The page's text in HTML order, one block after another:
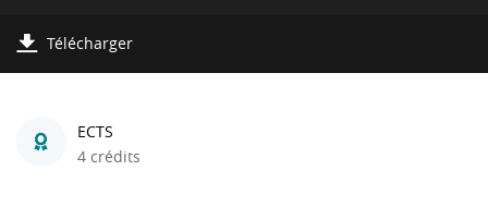
Télécharger
ECTS
4 crédits